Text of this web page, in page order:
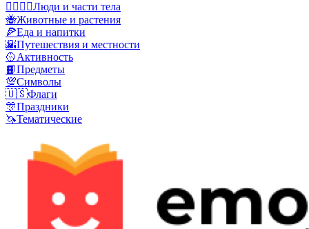
👩‍❤️‍💋‍👨Люди и части тела
🐝Животные и растения
🍕Еда и напитки
🌇Путешествия и местности
🥎Активность
📙Предметы
💯Символы
🇺🇸Флаги
🎊Праздники
🦄Тематические